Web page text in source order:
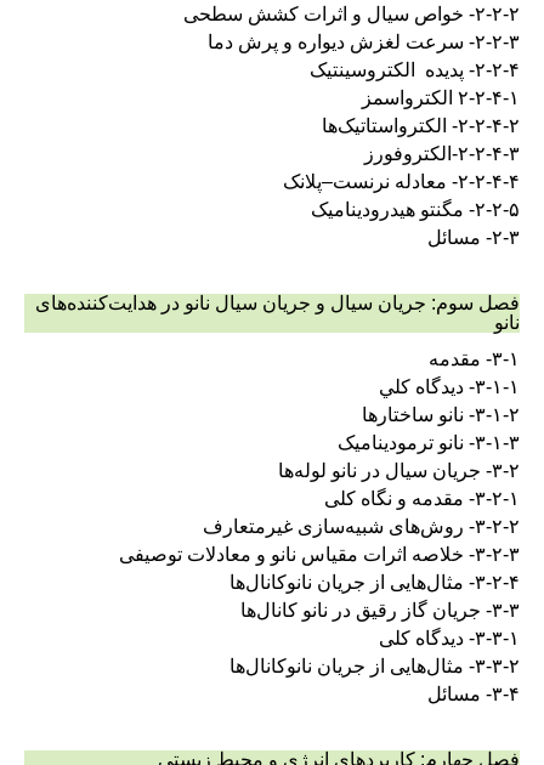
۲-۲-۲- خواص سیال و اثرات کشش سطحی
۲-۲-۳- سرعت لغزش دیواره و پرش دما
۲-۲-۴- پدیده الکتروسینتیک
۲-۲-۴-۱ الکترواسمز
۲-۲-۴-۲- الکترواستاتیک‌ها
۲-۲-۴-۳-الکتروفورز
۲-۲-۴-۴- معادله نرنست–پلانک
۲-۲-۵- مگنتو هیدرودینامیک
۲-۳- مسائل
فصل سوم‌: جریان سیال و جریان سیال نانو در هدایت‌کننده‌های
نانو
۳-۱- مقدمه
۳-۱-۱- ديدگاه كلي
۳-۱-۲- نانو ساختارها
۳-۱-۳- نانو ترمودینامیک
۳-۲- جریان سیال در نانو لوله‌ها
۳-۲-۱- مقدمه و نگاه کلی
۳-۲-۲- روش‌های شبیه‌سازی غیر‌متعارف
۳-۲-۳- خلاصه اثرات مقیاس نانو و معادلات توصیفی
۳-۲-۴- مثال‌هایی از جریان نانوکانال‌ها
۳-۳- جریان گاز رقیق در نانو کانال‌ها
۳-۳-۱- دیدگاه کلی
۳-۳-۲- مثال‌هایی از جریان نانوکانال‌ها
۳-۴- مسائل
فصل چهارم: کاربردهای انرژی و محیط زیستی